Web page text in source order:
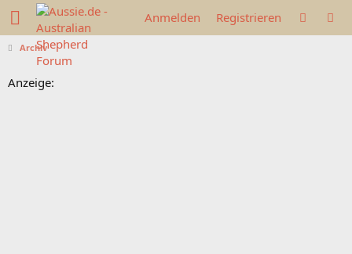
Anmelden Registrieren
Archiv
Anzeige: